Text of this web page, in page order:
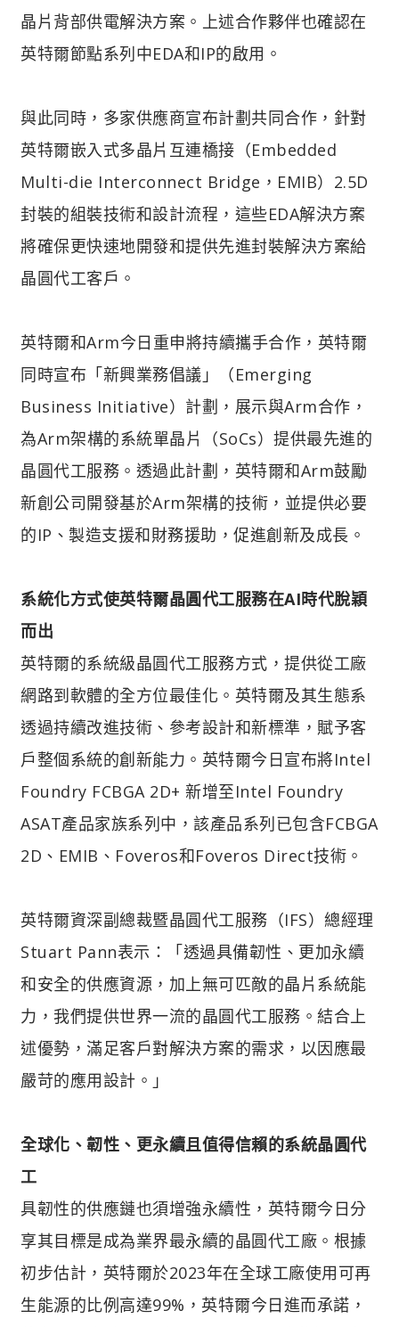
晶片背部供電解決方案。上述合作夥伴也確認在
英特爾節點系列中EDA和IP的啟用。
與此同時，多家供應商宣布計劃共同合作，針對
英特爾嵌入式多晶片互連橋接（Embedded
Multi-die Interconnect Bridge，EMIB）2.5D
封裝的組裝技術和設計流程，這些EDA解決方案
將確保更快速地開發和提供先進封裝解決方案給
晶圓代工客戶。
英特爾和Arm今日重申將持續攜手合作，英特爾
同時宣布「新興業務倡議」（Emerging
Business Initiative）計劃，展示與Arm合作，
為Arm架構的系統單晶片（SoCs）提供最先進的
晶圓代工服務。透過此計劃，英特爾和Arm鼓勵
新創公司開發基於Arm架構的技術，並提供必要
的IP、製造支援和財務援助，促進創新及成長。
系統化方式使英特爾晶圓代工服務在AI時代脫穎
而出
英特爾的系統級晶圓代工服務方式，提供從工廠
網路到軟體的全方位最佳化。英特爾及其生態系
透過持續改進技術、參考設計和新標準，賦予客
戶整個系統的創新能力。英特爾今日宣布將Intel
Foundry FCBGA 2D+ 新增至Intel Foundry
ASAT產品家族系列中，該產品系列已包含FCBGA
2D、EMIB、Foveros和Foveros Direct技術。
英特爾資深副總裁暨晶圓代工服務（IFS）總經理
Stuart Pann表示：「透過具備韌性、更加永續
和安全的供應資源，加上無可匹敵的晶片系統能
力，我們提供世界一流的晶圓代工服務。結合上
述優勢，滿足客戶對解決方案的需求，以因應最
嚴苛的應用設計。」
全球化、韌性、更永續且值得信賴的系統晶圓代
工
具韌性的供應鏈也須增強永續性，英特爾今日分
享其目標是成為業界最永續的晶圓代工廠。根據
初步估計，英特爾於2023年在全球工廠使用可再
生能源的比例高達99%，英特爾今日進而承諾，